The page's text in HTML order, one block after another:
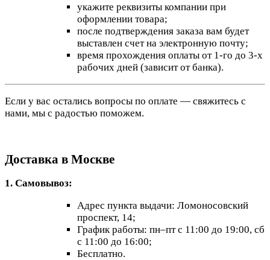
укажите реквизиты компании при
оформлении товара;
после подтверждения заказа вам будет
выставлен счет на электронную почту;
время прохождения оплаты от 1-го до 3-х
рабочих дней (зависит от банка).
Если у вас остались вопросы по оплате — свяжитесь с
нами, мы с радостью поможем.
Доставка в Москве
1. Самовывоз:
Адрес пункта выдачи: Ломоносовский
проспект, 14;
График работы: пн–пт с 11:00 до 19:00, сб
с 11:00 до 16:00;
Бесплатно.